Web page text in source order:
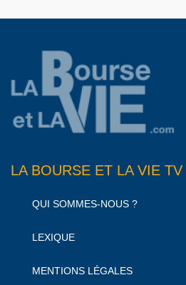
LA BOURSE ET LA VIE TV
QUI SOMMES-NOUS ?
LEXIQUE
MENTIONS LÉGALES